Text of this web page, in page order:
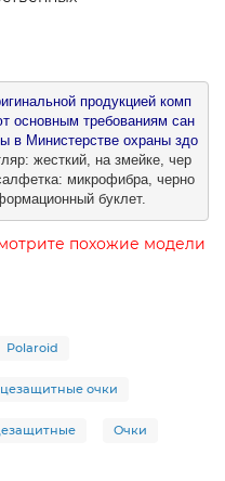
продукцией комп
основным требованиям сан
в Министерстве охраны здо
жесткий, на змейке, чер
микрофибра, черно
буклет.
похожие модели
Polaroid
очки
Очки